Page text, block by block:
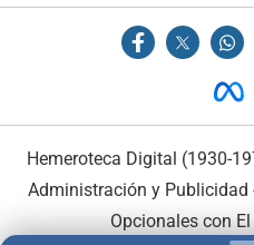
Hemeroteca Digital (1930-
Administración y Publicidad
Opcionales con El